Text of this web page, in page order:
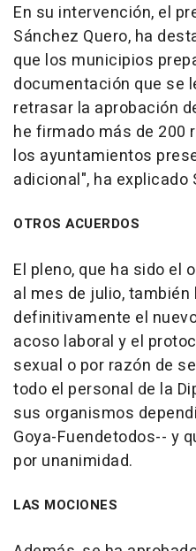
En su intervención, el
Sánchez Quero, ha
que los municipios
documentación que se
retrasar la aprobación
he firmado más de 200
los ayuntamientos
adicional", ha explicado
OTROS ACUERDOS
El pleno, que ha sido el
al mes de julio, también
definitivamente el
acoso laboral y el
sexual o por razón de
todo el personal de la
sus organismos
Goya-Fuendetodos-- y
por unanimidad.
LAS MOCIONES